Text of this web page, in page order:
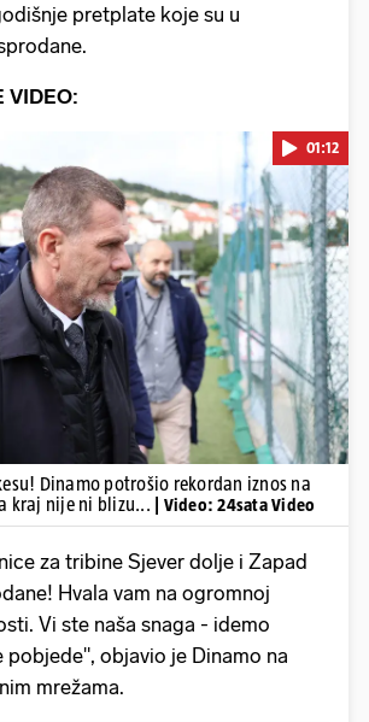
pretplate koje su u
VIDEO:
Pokretanje videa...
01:12
Dinamo potrošio rekordan iznos na
kraj nije ni blizu...
| Video: 24sata Video
za tribine Sjever dolje i Zapad
Hvala vam na ogromnoj
Vi ste naša snaga - idemo
pobjede", objavio je Dinamo na
mrežama.